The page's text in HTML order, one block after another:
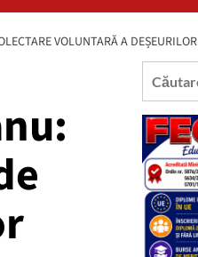
VOLUNTARĂ A DEȘEURILOR
Caută